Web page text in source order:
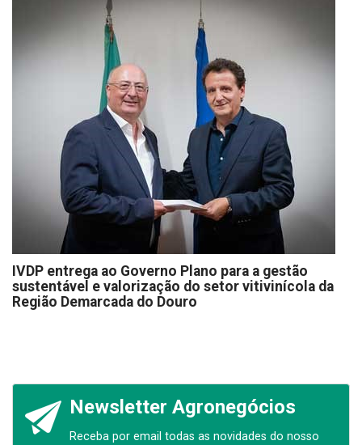
IVDP entrega ao Governo Plano para a gestão
sustentável e valorização do setor vitivinícola da
Região Demarcada do Douro
Newsletter Agronegócios
Receba por email todas as novidades do nosso